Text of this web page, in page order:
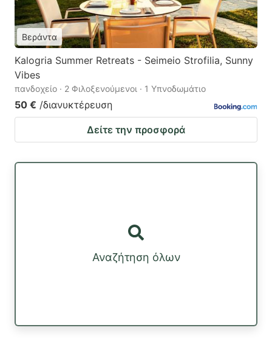
Βεράντα
Kalogria Summer Retreats - Seimeio Strofilia, Sunny
Vibes
πανδοχείο · 2 Φιλοξενούμενοι · 1 Υπνοδωμάτιο
50 € /διανυκτέρευση
Δείτε την προσφορά
Αναζήτηση όλων